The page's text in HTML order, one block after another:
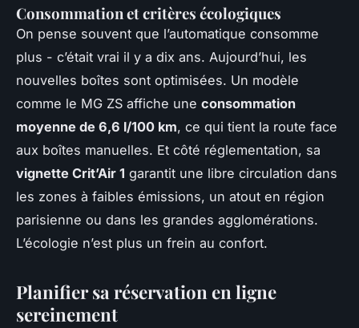
Consommation et critères écologiques
On pense souvent que l’automatique consomme
plus - c’était vrai il y a dix ans. Aujourd’hui, les
nouvelles boîtes sont optimisées. Un modèle
comme le MG ZS affiche une consommation
moyenne de 6,6 l/100 km, ce qui tient la route face
aux boîtes manuelles. Et côté réglementation, sa
vignette Crit’Air 1 garantit une libre circulation dans
les zones à faibles émissions, un atout en région
parisienne ou dans les grandes agglomérations.
L’écologie n’est plus un frein au confort.
Planifier sa réservation en ligne
sereinement